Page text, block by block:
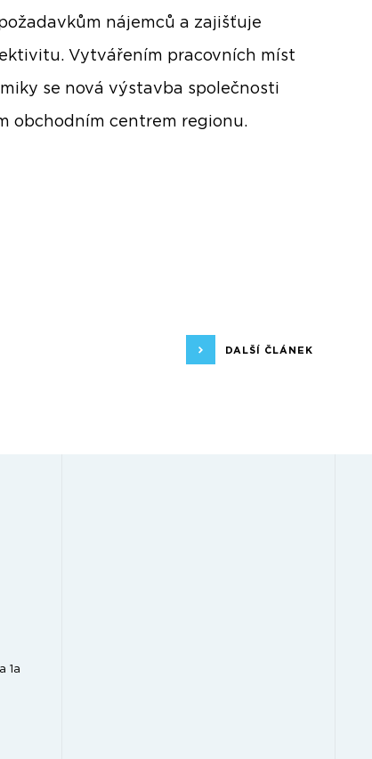
nájemců a zajišťuje
Vytvářením pracovních míst
se nová výstavba společnosti
obchodním centrem regionu.
DALŠÍ ČLÁNEK
1a